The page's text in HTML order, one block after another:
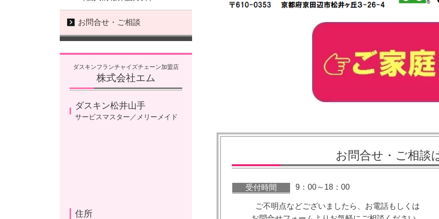
お問合せ・ご相談
受付時間 9：00～18：00
ご不明点などございましたら、お電話もしくは
お問合せ・ご相談
ダスキンフランチャイズチェーン加盟店
株式会社エム
ダスキン松井山手
サービスマスター／メリーメイド
住所